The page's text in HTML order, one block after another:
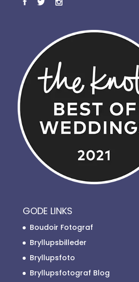
GODE LINKS
Boudoir Fotograf
Bryllupsbilleder
Bryllupsfoto
Bryllupsfotograf Blog